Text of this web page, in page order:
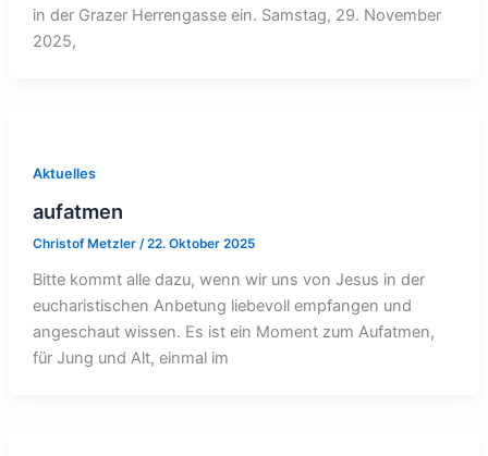
in der Grazer Herrengasse ein. Samstag, 29. November
2025,
Aktuelles
aufatmen
Christof Metzler /22. Oktober 2025
Bitte kommt alle dazu, wenn wir uns von Jesus in der
eucharistischen Anbetung liebevoll empfangen und
angeschaut wissen. Es ist ein Moment zum Aufatmen,
für Jung und Alt, einmal im